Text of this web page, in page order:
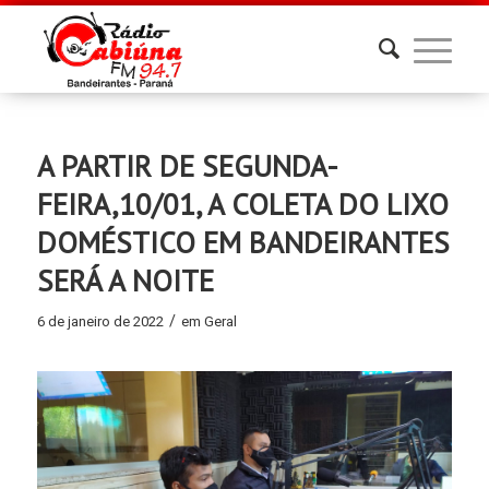
A PARTIR DE SEGUNDA-
FEIRA,10/01, A COLETA DO LIXO
DOMÉSTICO EM BANDEIRANTES
SERÁ A NOITE
6 de janeiro de 2022 / em Geral